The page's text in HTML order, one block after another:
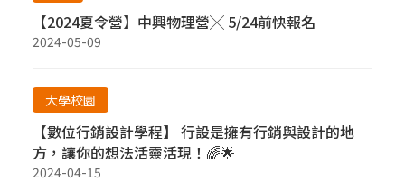
【2024夏令營】中興物理營╳ 5/24前快報名
2024-05-09
大學校園
【數位行銷設計學程】 行設是擁有行銷與設計的地
方，讓你的想法活靈活現！🌈🌟
2024-04-15